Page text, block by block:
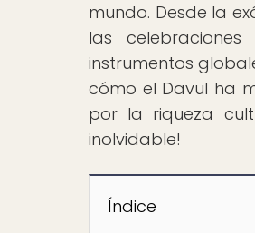
mundo. Desde la
las
instrumentos
cómo el Davul ha
por la riqueza
inolvidable!
Índice